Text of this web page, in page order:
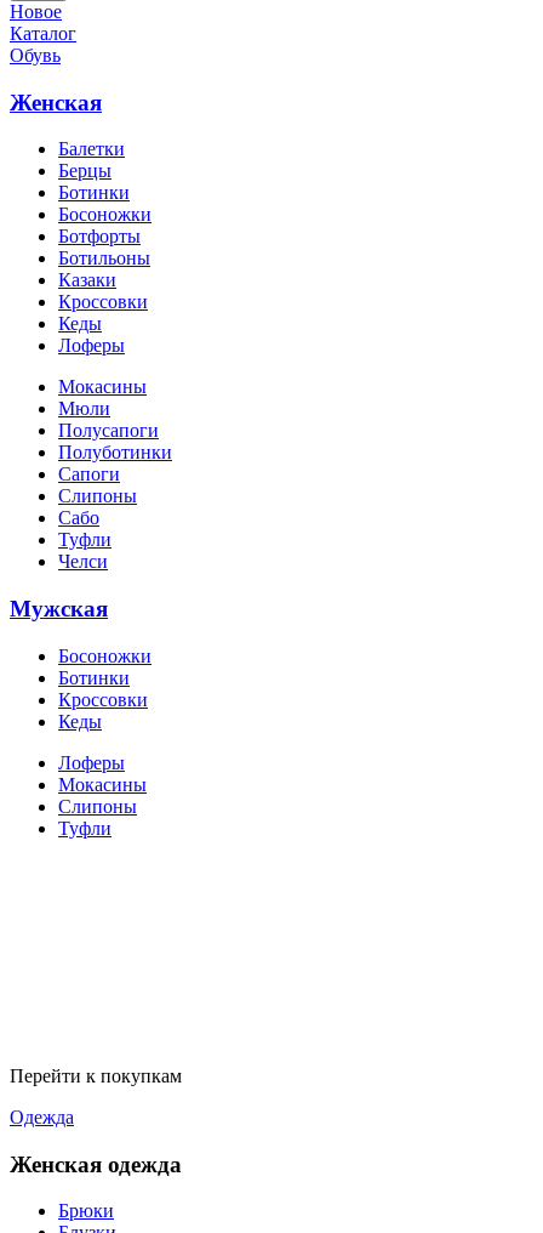
Новое
Каталог
Обувь
Женская
Балетки
Берцы
Ботинки
Босоножки
Ботфорты
Ботильоны
Казаки
Кроссовки
Кеды
Лоферы
Мокасины
Мюли
Полусапоги
Полуботинки
Сапоги
Слипоны
Сабо
Туфли
Челси
Мужская
Босоножки
Ботинки
Кроссовки
Кеды
Лоферы
Мокасины
Слипоны
Туфли
Перейти к покупкам
Одежда
Женская одежда
Брюки